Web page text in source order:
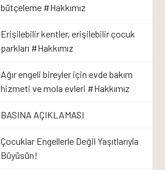
bütçeleme #Hakkımız
Erişilebilir kentler, erişilebilir çocuk
parkları #Hakkımız
Ağır engeli bireyler için evde bakım
hizmeti ve mola evleri #Hakkımız
BASINA AÇIKLAMASI
Çocuklar Engellerle Değil Yaşıtlarıyla
Büyüsün!